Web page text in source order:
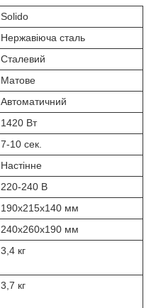
Solido
Нержавіюча сталь
Сталевий
Матове
Автоматичний
1420 Вт
7-10 сек.
Настінне
220-240 В
190х215х140 мм
240х260х190 мм
3,4 кг
3,7 кг